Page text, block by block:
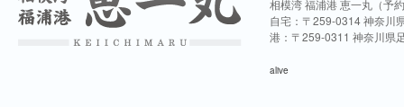
相模湾 福浦港 恵一丸（予
自宅：〒259-0314 神奈川
港：〒259-0311 神奈川県
alive